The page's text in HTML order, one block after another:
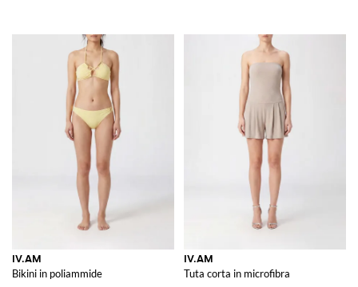
IV.AM
Bikini in poliammide
IV.AM
Tuta corta in microfibra